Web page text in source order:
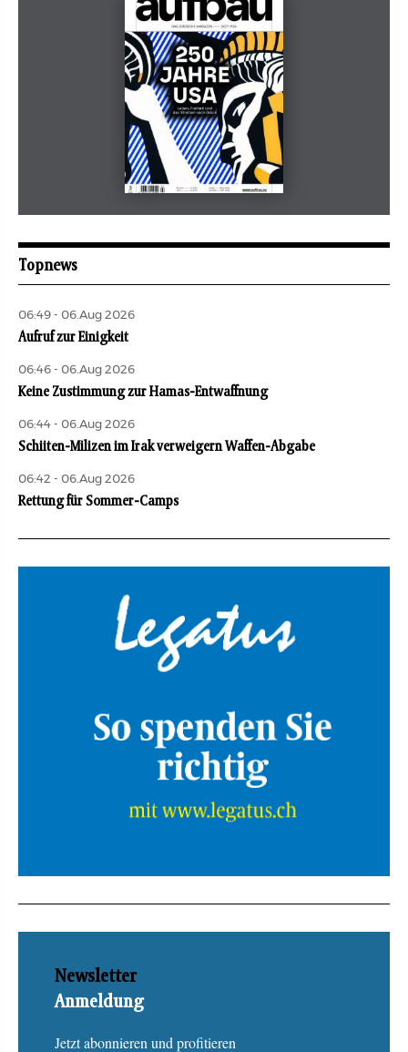
aufbau
Topnews
06:49 - 06.Aug 2026
Aufruf zur Einigkeit
06:46 - 06.Aug 2026
Keine Zustimmung zur Hamas-Entwaffnung
06:44 - 06.Aug 2026
Schiiten-Milizen im Irak verweigern Waffen-Abgabe
06:42 - 06.Aug 2026
Rettung für Sommer-Camps
Newsletter
Anmeldung
Jetzt abonnieren und profitieren